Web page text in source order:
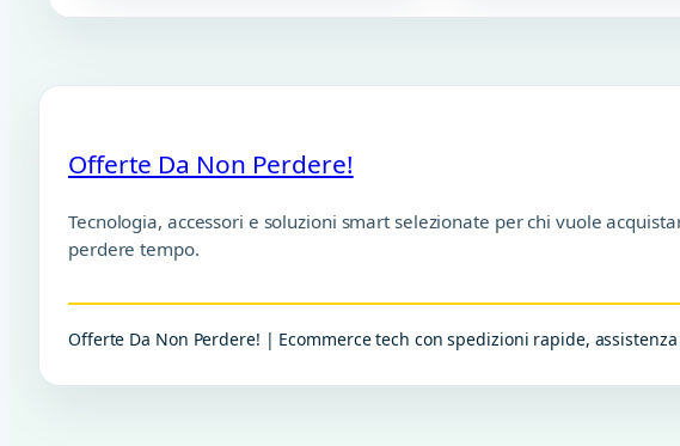
Offerte Da Non Perdere!
Tecnologia, accessori e soluzioni smart selezionate per chi vuole
perdere tempo.
Offerte Da Non Perdere! | Ecommerce tech con spedizioni rapide,